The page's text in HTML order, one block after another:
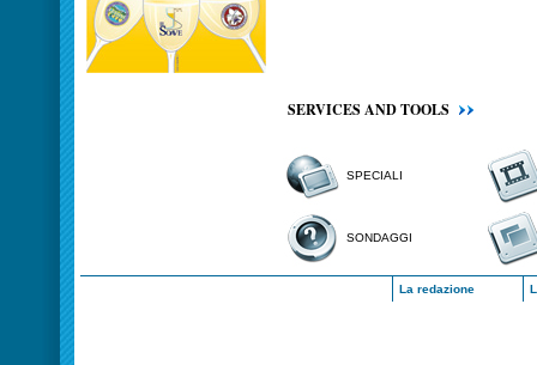
SERVICES AND TOOLS
SPECIALI
SONDAGGI
La redazione